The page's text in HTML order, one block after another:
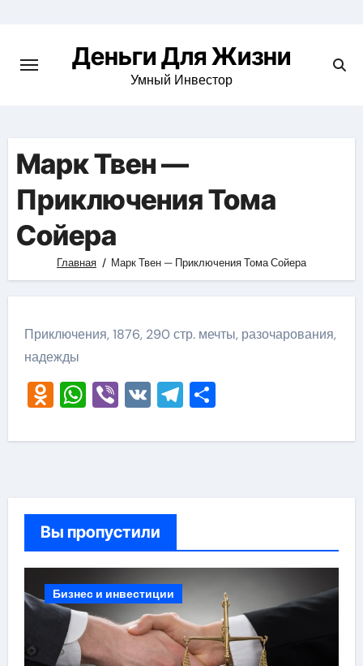
содержимомуДеньги Для Жизни
Умный Инвестор
Марк Твен —
Приключения Тома
Сойера
Главная Марк Твен — Приключения Тома Сойера
Приключения, 1876, 290 стр. мечты, разочарования,
надежды
Odnoklassniki
WhatsApp
Viber
VKTelegram
Отправить
Вы пропустили
Бизнес и инвестиции